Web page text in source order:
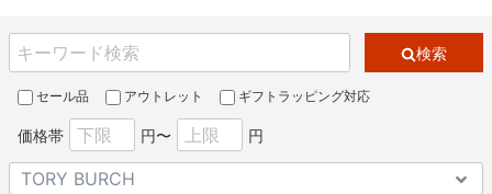
検索
セール品 アウトレット ギフトラッピング対応
価格帯 円〜 円